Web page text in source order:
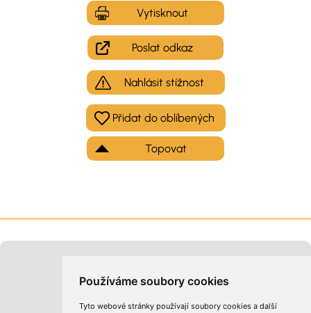
Používáme soubory cookies
Tyto webové stránky používají soubory cookies a další
Vytisknout
Poslat odkaz
Nahlásit stížnost
Topovat
Kontakt na provozovatele